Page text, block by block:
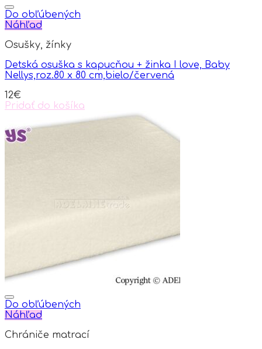
Do obľúbených
Náhľad
Osušky, žínky
Detská osuška s kapucňou + žinka I love, Baby
Nellys,roz.80 x 80 cm,bielo/červená
12€
Pridať do košíka
Do obľúbených
Náhľad
Chrániče matrací